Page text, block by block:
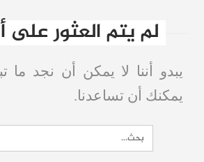
لم يتم العثور
يبدو أننا لا يمكن أن نجد ما
يمكنك أن تساعدنا.